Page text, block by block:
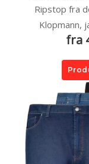
Ripstop fra
Klopmann,
fra